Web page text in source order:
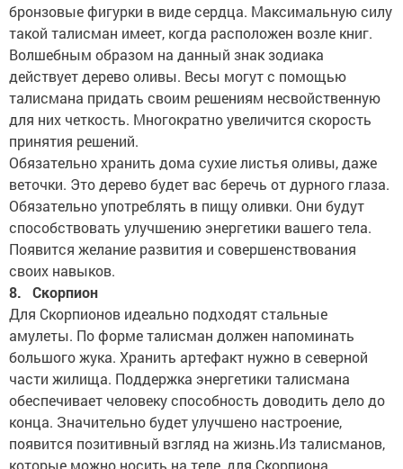
бронзовые фигурки в виде сердца. Максимальную силу
такой талисман имеет, когда расположен возле книг.
Волшебным образом на данный знак зодиака
действует дерево оливы. Весы могут с помощью
талисмана придать своим решениям несвойственную
для них четкость. Многократно увеличится скорость
принятия решений.
Обязательно хранить дома сухие листья оливы, даже
веточки. Это дерево будет вас беречь от дурного глаза.
Обязательно употреблять в пищу оливки. Они будут
способствовать улучшению энергетики вашего тела.
Появится желание развития и совершенствования
своих навыков.
8. Скорпион
Для Скорпионов идеально подходят стальные
амулеты. По форме талисман должен напоминать
большого жука. Хранить артефакт нужно в северной
части жилища. Поддержка энергетики талисмана
обеспечивает человеку способность доводить дело до
конца. Значительно будет улучшено настроение,
появится позитивный взгляд на жизнь.Из талисманов,
которые можно носить на теле, для Скорпиона